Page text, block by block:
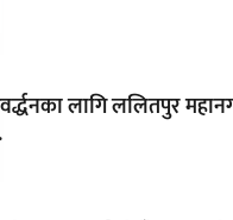
लागि ललितपुर